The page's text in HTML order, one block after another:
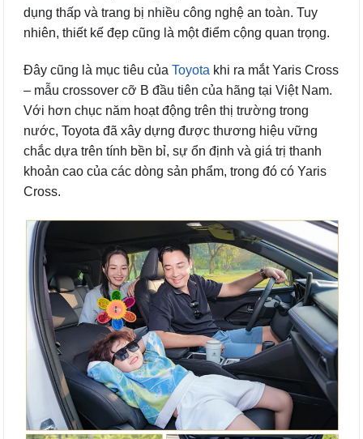
dụng thấp và trang bị nhiều công nghệ an toàn. Tuy
nhiên, thiết kế đẹp cũng là một điểm cộng quan trọng.
Đây cũng là mục tiêu của Toyota khi ra mắt Yaris Cross
– mẫu crossover cỡ B đầu tiên của hãng tại Việt Nam.
Với hơn chục năm hoạt động trên thị trường trong
nước, Toyota đã xây dựng được thương hiệu vững
chắc dựa trên tính bền bỉ, sự ổn định và giá trị thanh
khoản cao của các dòng sản phẩm, trong đó có Yaris
Cross.